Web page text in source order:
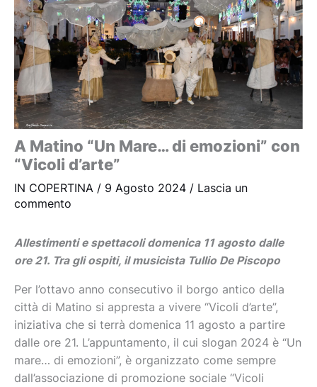
A Matino “Un Mare… di emozioni” con
“Vicoli d’arte”
IN COPERTINA / 9 Agosto 2024 / Lascia un
commento
Allestimenti e spettacoli domenica 11 agosto dalle
ore 21. Tra gli ospiti, il musicista Tullio De Piscopo
Per l’ottavo anno consecutivo il borgo antico della
città di Matino si appresta a vivere “Vicoli d’arte”,
iniziativa che si terrà domenica 11 agosto a partire
dalle ore 21. L’appuntamento, il cui slogan 2024 è “Un
mare… di emozioni”, è organizzato come sempre
dall’associazione di promozione sociale “Vicoli